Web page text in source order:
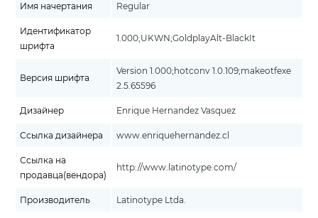
Имя начертания Regular
Идентификатор
шрифта
1.000;UKWN;GoldplayAlt-BlackIt
Версия шрифта
Version 1.000;hotconv 1.0.109;makeotfexe
2.5.65596
Дизайнер Enrique Hernandez Vasquez
Ссылка дизайнера www.enriquehernandez.cl
Ссылка на
продавца(вендора)
http://www.latinotype.com/
Производитель Latinotype Ltda.